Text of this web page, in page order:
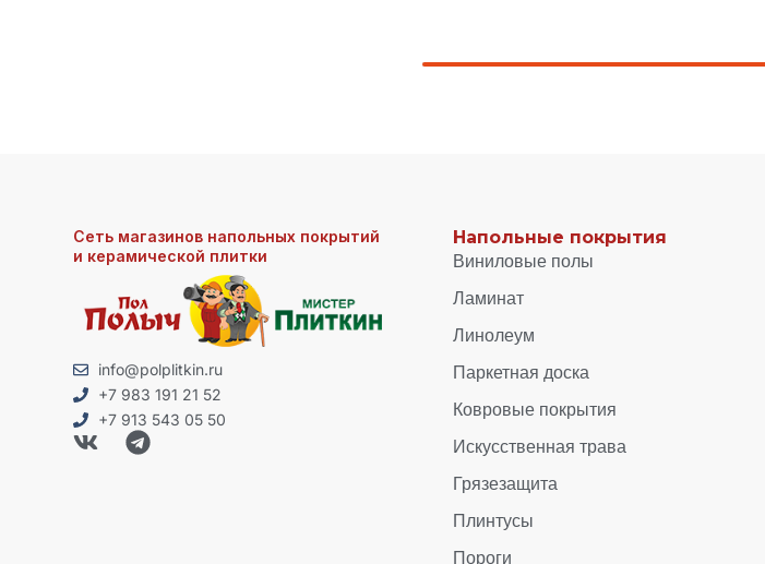
Сеть магазинов напольных покрытий
и керамической плитки
info@polplitkin.ru
+7 983 191 21 52
+7 913 543 05 50
Напольные покрытия
Виниловые полы
Ламинат
Линолеум
Паркетная доска
Ковровые покрытия
Искусственная трава
Грязезащита
Плинтусы
Пороги